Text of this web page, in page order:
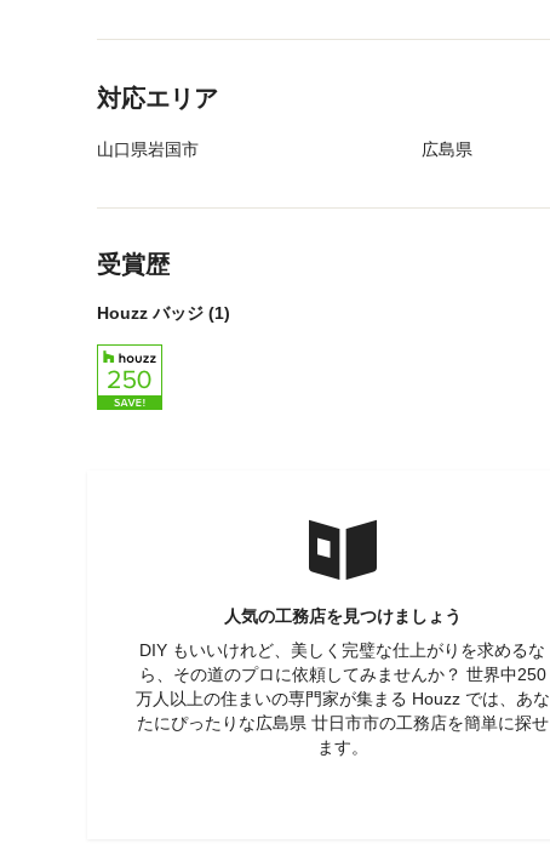
対応エリア
山口県岩国市 広島県
受賞歴
Houzz バッジ (1)
人気の工務店を見つけましょう
DIY もいいけれど、美しく完璧な仕上がりを求めるな
ら、その道のプロに依頼してみませんか？ 世界中250
万人以上の住まいの専門家が集まる Houzz では、あな
たにぴったりな広島県 廿日市市の工務店を簡単に探せ
ます。